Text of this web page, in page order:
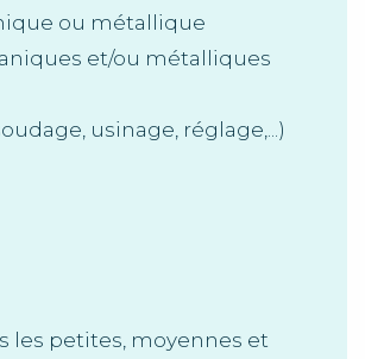
ou métallique
et/ou métalliques
usinage, réglage,...)
les petites, moyennes et